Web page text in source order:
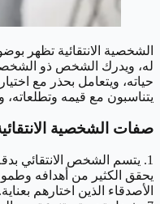
الشخصية الانتقائية تظهر
له، ويدرك الشخص ذو
حياته، ويتعامل بحذر مع
يتناسبون مع قيمه
صفات الشخصية